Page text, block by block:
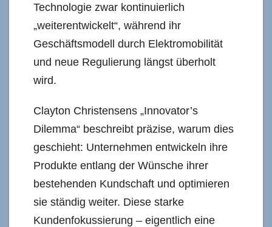
Technologie zwar kontinuierlich
„weiterentwickelt“, während ihr
Geschäftsmodell durch Elektromobilität
und neue Regulierung längst überholt
wird.
Clayton Christensens „Innovator’s
Dilemma“ beschreibt präzise, warum dies
geschieht: Unternehmen entwickeln ihre
Produkte entlang der Wünsche ihrer
bestehenden Kundschaft und optimieren
sie ständig weiter. Diese starke
Kundenfokussierung – eigentlich eine